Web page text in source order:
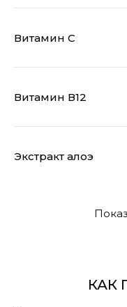
Витамин С
Витамин В12
Экстракт алоэ
КАК